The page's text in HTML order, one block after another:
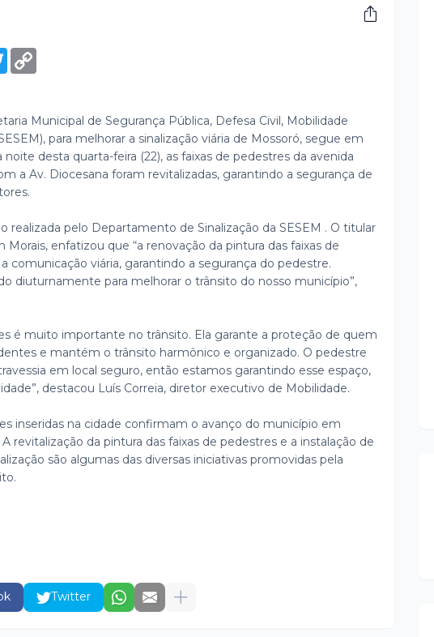
T
w
e
r
i
n
k
Municipal de Segurança Pública, Defesa Civil, Mobilidade
para melhorar a sinalização viária de Mossoró, segue em
desta quarta-feira (22), as faixas de pedestres da avenida
a Av. Diocesana foram revitalizadas, garantindo a segurança de
realizada pelo Departamento de Sinalização da SESEM . O titular
Morais, enfatizou que “a renovação da pintura das faixas de
comunicação viária, garantindo a segurança do pedestre.
diuturnamente para melhorar o trânsito do nosso município”,
é muito importante no trânsito. Ela garante a proteção de quem
e mantém o trânsito harmônico e organizado. O pedestre
em local seguro, então estamos garantindo esse espaço,
destacou Luís Correia, diretor executivo de Mobilidade.
inseridas na cidade confirmam o avanço do município em
revitalização da pintura das faixas de pedestres e a instalação de
são algumas das diversas iniciativas promovidas pela
Twitter